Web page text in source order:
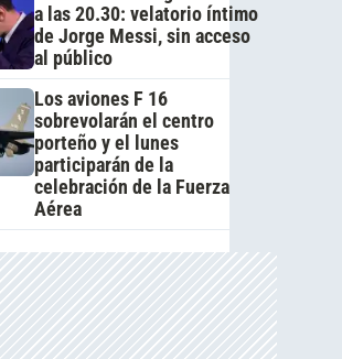
a las 20.30: velatorio íntimo
de Jorge Messi, sin acceso
al público
Los aviones F 16
sobrevolarán el centro
porteño y el lunes
participarán de la
celebración de la Fuerza
Aérea